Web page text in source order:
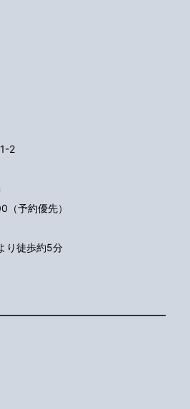
2
予約優先）
り徒歩約5分